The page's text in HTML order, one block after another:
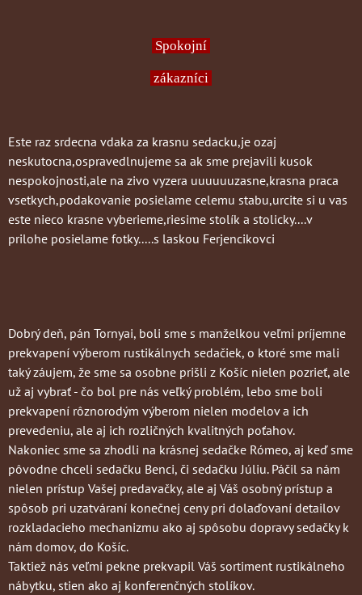
Spokojní
zákazníci
Este raz srdecna vdaka za krasnu sedacku,je ozaj
neskutocna,ospravedlnujeme sa ak sme prejavili kusok
nespokojnosti,ale na zivo vyzera uuuuuuzasne,krasna praca
vsetkych,podakovanie posielame celemu stabu,urcite si u vas
este nieco krasne vyberieme,riesime stolík a stolicky....v
prilohe posielame fotky.....s laskou Ferjencikovci
Dobrý deň, pán Tornyai, boli sme s manželkou veľmi príjemne
prekvapení výberom rustikálnych sedačiek, o ktoré sme mali
taký záujem, že sme sa osobne prišli z Košíc nielen pozrieť, ale
už aj vybrať - čo bol pre nás veľký problém, lebo sme boli
prekvapení rôznorodým výberom nielen modelov a ich
prevedeniu, ale aj ich rozličných kvalitných poťahov.
Nakoniec sme sa zhodli na krásnej sedačke Rómeo, aj keď sme
pôvodne chceli sedačku Benci, či sedačku Júliu. Páčil sa nám
nielen prístup Vašej predavačky, ale aj Váš osobný prístup a
spôsob pri uzatváraní konečnej ceny pri dolaďovaní detailov
rozkladacieho mechanizmu ako aj spôsobu dopravy sedačky k
nám domov, do Košíc.
Taktiež nás veľmi pekne prekvapil Váš sortiment rustikálneho
nábytku, stien ako aj konferenčných stolíkov.